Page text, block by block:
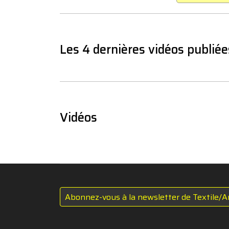
Les 4 dernières vidéos
Vidéos
Abonnez-vous à la newsletter de Textile/